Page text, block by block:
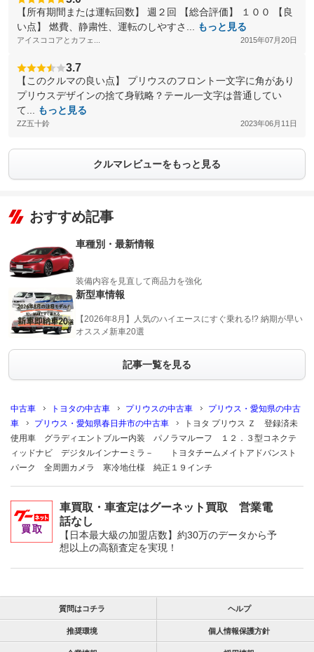
【所有期間または運転回数】 週２回 【総合評価】 １００ 【良
い点】 燃費、静粛性、運転のしやすさ...
もっと見る
アイスココアとカフェ... 2015年07月20日
3.7
【このクルマの良い点】 プリウスのフロント一文字に角があり
プリウスデザインの捨て身戦略？テール一文字は普通してい
て...
もっと見る
ZZ五十鈴 2023年06月11日
クルマレビューをもっと見る
おすすめ記事
車種別・最新情報
装備内容を見直して商品力を強化
新型車情報
【2026年8月】人気のハイエースにすぐ乗れる!? 納期が早い
オススメ新車20選
記事一覧を見る
中古車 トヨタの中古車 プリウスの中古車
プリウス・愛知県の中古
車
プリウス・愛知県春日井市の中古車
トヨタ プリウス Ｚ 登録済未
使用車 グラディエントブルー内装 パノラマルーフ １２．３型コネクテ
ィッドナビ デジタルインナーミラ－ トヨタチームメイトアドバンスト
パーク 全周囲カメラ 寒冷地仕様 純正１９インチ
車買取・車査定はグーネット買取 営業電
話なし
【日本最大級の加盟店数】約30万のデータから予
想以上の高額査定を実現！
質問はコチラ ヘルプ
推奨環境 個人情報保護方針